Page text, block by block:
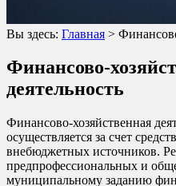
Вы здесь: Главная >
Финансово-
деятельность
Финансово-хозяйственная
осуществляется за счет
внебюджетных источников.
предпрофессиональных и
муниципальному заданию